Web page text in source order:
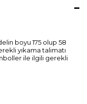
boyu 175 olup 58
yıkama talimatı
ile ilgili gerekli